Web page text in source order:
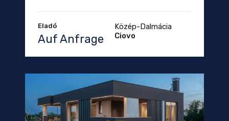
Eladó
Auf Anfrage
Közép-Dalmácia
Ciovo